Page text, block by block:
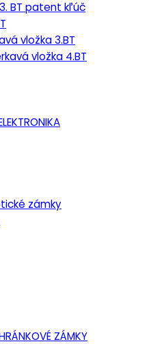
3. BT patent kľúč
vložka 3.BT
vložka 4.BT
zámky
ZÁMKY